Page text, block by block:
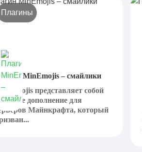
Плагины
MinEmojis – смайлики
представляет собой
дополнение для
Майнкрафта, который